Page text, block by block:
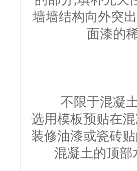
墙墙结构向外突
面漆的
不限于混凝土
选用模板预贴在
装修油漆或瓷砖
混凝土的顶部